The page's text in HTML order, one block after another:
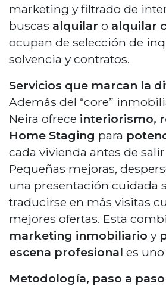
marketing y filtrado de
buscas alquilar o alquilar
ocupan de selección de
solvencia y contratos.
Servicios que marcan la
Además del “core”
Neira ofrece interiorismo,
Home Staging para
cada vivienda antes de
Pequeñas mejoras,
una presentación cuidada
traducirse en más visitas
mejores ofertas. Esta
marketing inmobiliario y
escena profesional es
Metodología, paso a paso